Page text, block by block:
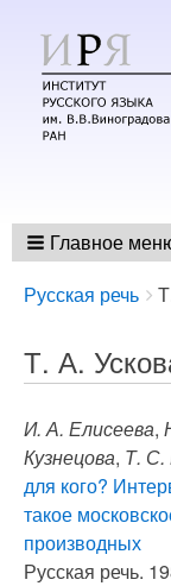
Главное
Breadcrumbs
You
here:
Русская речь
Т. А.
И. А. Елисеева,
Кузнецова, Т. С.
для кого?
такое
производных
Русская речь.